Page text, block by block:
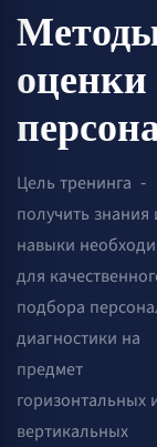
оценки
Цель тренинга -
получить знания
навыки
для
подбора
диагностики на
предмет
горизонтальных
вертикальных